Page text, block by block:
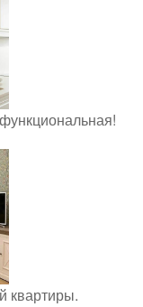
квартиры.